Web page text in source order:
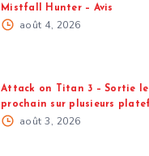
Mistfall Hunter – Avis
août 4, 2026
Attack on Titan 3 – Sortie le
prochain sur plusieurs
août 3, 2026